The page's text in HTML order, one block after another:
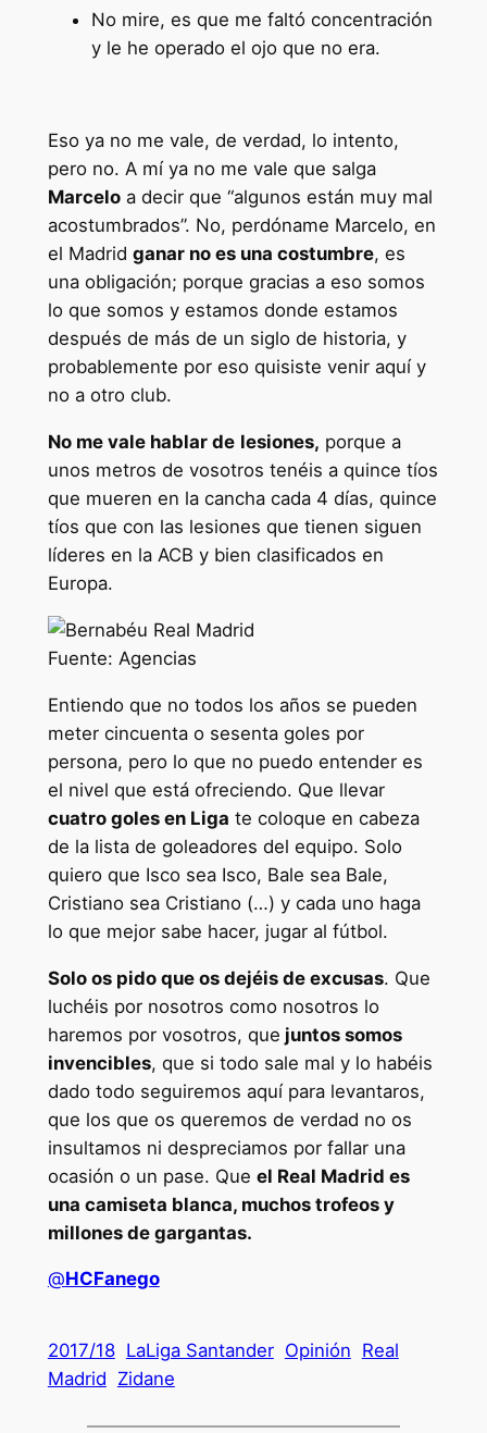
No mire, es que me faltó concentración
y le he operado el ojo que no era.
Eso ya no me vale, de verdad, lo intento,
pero no. A mí ya no me vale que salga
Marceloa decir que “algunos están muy mal
acostumbrados”. No, perdóname Marcelo, en
el Madrid ganar no es una costumbre, es
una obligación; porque gracias a eso somos
lo que somos y estamos donde estamos
después de más de un siglo de historia, y
probablemente por eso quisiste venir aquí y
no a otro club.
No me vale hablar de lesiones, porque a
unos metros de vosotros tenéis a quince tíos
que mueren en la cancha cada 4 días, quince
tíos que con las lesiones que tienen siguen
líderes en la ACB y bien clasificados en
Europa.
Fuente: Agencias
Entiendo que no todos los años se pueden
meter cincuenta o sesenta goles por
persona, pero lo que no puedo entender es
el nivel que está ofreciendo. Que llevar
cuatro goles en Liga te coloque en cabeza
de la lista de goleadores del equipo. Solo
quiero que Isco sea Isco, Bale sea Bale,
Cristiano sea Cristiano (…) y cada uno haga
lo que mejor sabe hacer, jugar al fútbol.
Solo os pido que os dejéis de excusas. Que
luchéis por nosotros como nosotros lo
haremos por vosotros, que juntos somos
invencibles, que si todo sale mal y lo habéis
dado todo seguiremos aquí para levantaros,
que los que os queremos de verdad no os
insultamos ni despreciamos por fallar una
ocasión o un pase. Que el Real Madrid es
una camiseta blanca, muchos trofeos y
millones de gargantas.
@HCFanego
2017/18 LaLiga Santander Opinión Real
Madrid Zidane